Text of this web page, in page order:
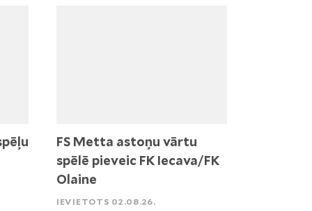
FS Metta astoņu vārtu
spēlē pieveic FK Iecava/FK
Olaine
IEVIETOTS 02.08.26.